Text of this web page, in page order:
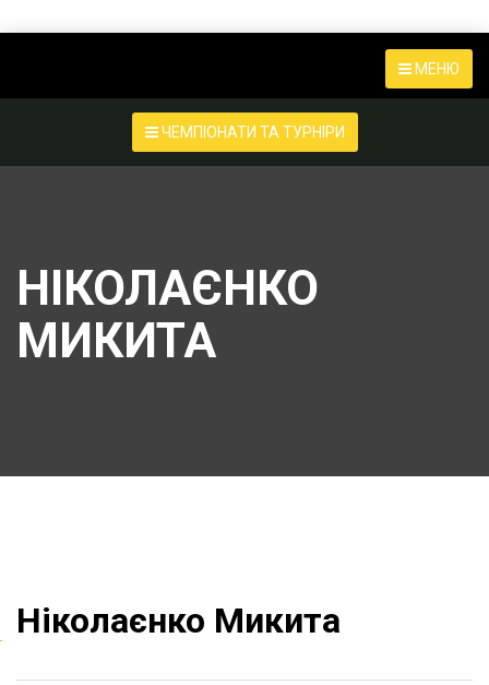
МЕНЮ
ЧЕМПІОНАТИ ТА ТУРНІРИ
НІКОЛАЄНКО
МИКИТА
Ніколаєнко Микита